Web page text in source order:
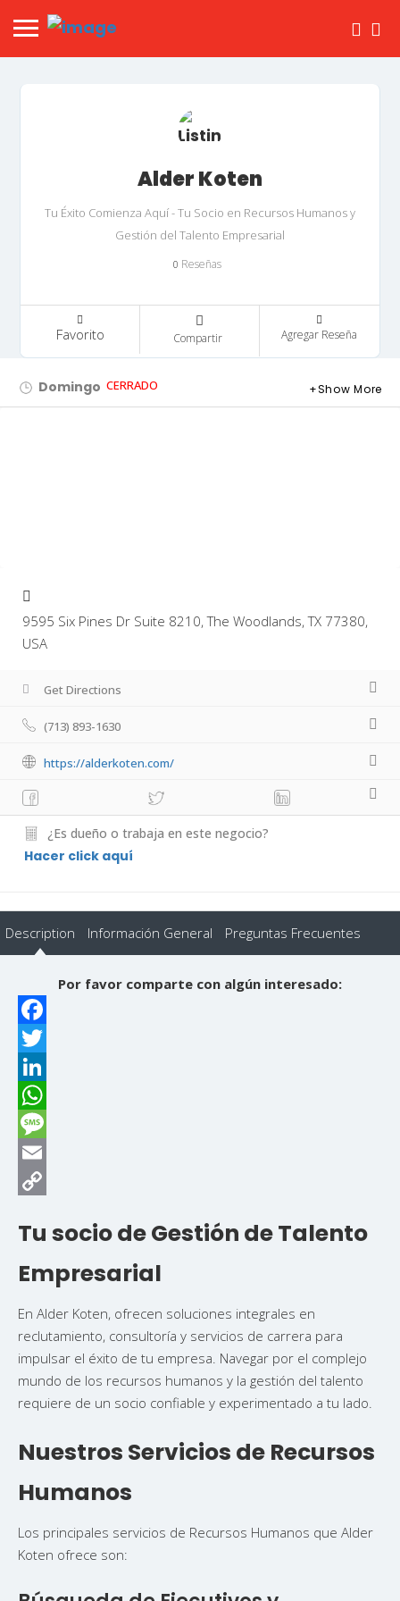
Alder Koten
Tu Éxito Comienza Aquí - Tu Socio en Recursos Humanos y
Gestión del Talento Empresarial
0 Reseñas
Favorito Compartir Agregar Reseña
Domingo CERRADO Show More
9595 Six Pines Dr Suite 8210, The Woodlands, TX 77380,
USA
Get Directions
(713) 893-1630
https://alderkoten.com/
¿Es dueño o trabaja en este negocio?
Hacer click aquí
Description Información General Preguntas Frecuentes
Por favor comparte con algún interesado:
Link
Tu socio de Gestión de Talento
Empresarial
En Alder Koten, ofrecen soluciones integrales en
reclutamiento, consultoría y servicios de carrera para
impulsar el éxito de tu empresa. Navegar por el complejo
mundo de los recursos humanos y la gestión del talento
requiere de un socio confiable y experimentado a tu lado.
Nuestros Servicios de Recursos
Humanos
Los principales servicios de Recursos Humanos que Alder
Koten ofrece son: